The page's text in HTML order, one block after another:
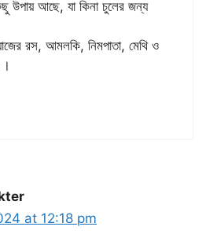
উপায় আছে, যা কিনা চুলের জন্য
রস, আমলকি, নিমপাতা, মেথি ও
at 12:18 pm